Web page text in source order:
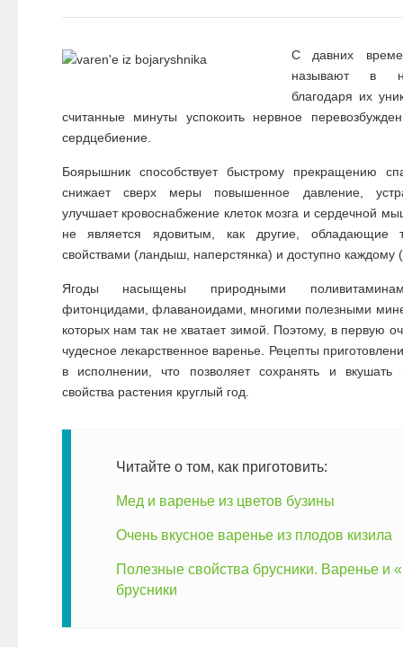
С давних
называют в
благодаря их
считанные минуты успокоить нервное
сердцебиение.
Боярышник способствует быстрому прекращению
снижает сверх меры повышенное давление,
улучшает кровоснабжение клеток мозга и сердечной
не является ядовитым, как другие, обладающие
свойствами (ландыш, наперстянка) и доступно каждому
Ягоды насыщены природными
фитонцидами, флаваноидами, многими полезными
которых нам так не хватает зимой. Поэтому, в первую
чудесное лекарственное варенье. Рецепты
в исполнении, что позволяет сохранять и вкушать
свойства растения круглый год.
Читайте о том, как приготовить:
Мед и варенье из цветов бузины
Очень вкусное варенье из плодов кизила
Полезные свойства брусники. Варенье и
брусники